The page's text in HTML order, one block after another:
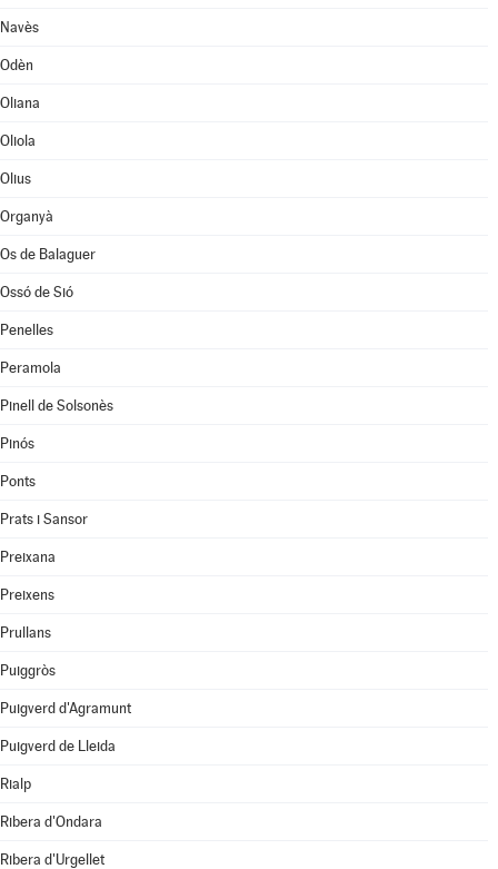
Navès
Odèn
Oliana
Oliola
Olius
Organyà
Os de Balaguer
Ossó de Sió
Penelles
Peramola
Pinell de Solsonès
Pinós
Ponts
Prats i Sansor
Preixana
Preixens
Prullans
Puiggròs
Puigverd d'Agramunt
Puigverd de Lleida
Rialp
Ribera d'Ondara
Ribera d'Urgellet